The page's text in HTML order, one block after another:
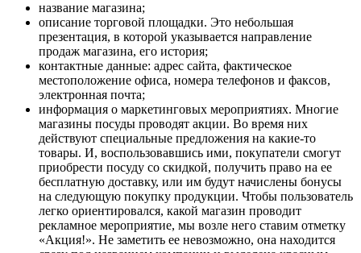
название магазина;
описание торговой площадки. Это небольшая
презентация, в которой указывается направление
продаж магазина, его история;
контактные данные: адрес сайта, фактическое
местоположение офиса, номера телефонов и факсов,
электронная почта;
информация о маркетинговых мероприятиях. Многие
магазины посуды проводят акции. Во время них
действуют специальные предложения на какие-то
товары. И, воспользовавшись ими, покупатели смогут
приобрести посуду со скидкой, получить право на ее
бесплатную доставку, или им будут начислены бонусы
на следующую покупку продукции. Чтобы пользователь
легко ориентировался, какой магазин проводит
рекламное мероприятие, мы возле него ставим отметку
«Акция!». Не заметить ее невозможно, она находится